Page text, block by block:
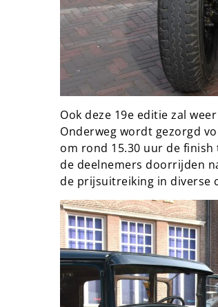
Ook deze 19e editie zal
Onderweg wordt gezorgd
om rond 15.30 uur de finish
de deelnemers doorrijden
de prijsuitreiking in diverse